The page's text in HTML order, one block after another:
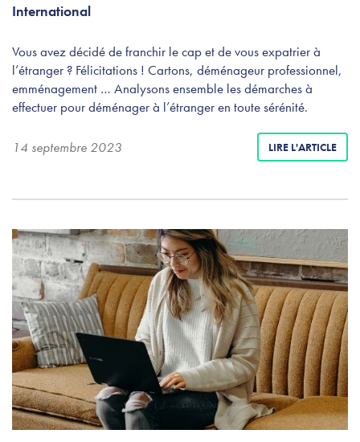
International
Vous avez décidé de franchir le cap et de vous expatrier à
l’étranger ? Félicitations ! Cartons, déménageur professionnel,
emménagement … Analysons ensemble les démarches à
effectuer pour déménager à l’étranger en toute sérénité.
14 septembre 2023 LIRE L'ARTICLE